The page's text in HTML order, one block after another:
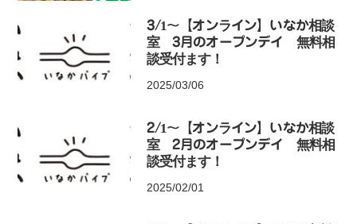
3/1〜【オンライン】いなか相談
室 3月のオープンデイ 無料相
談受付ます！
2025/03/06
2/1〜【オンライン】いなか相談
室 2月のオープンデイ 無料相
談受付ます！
2025/02/01